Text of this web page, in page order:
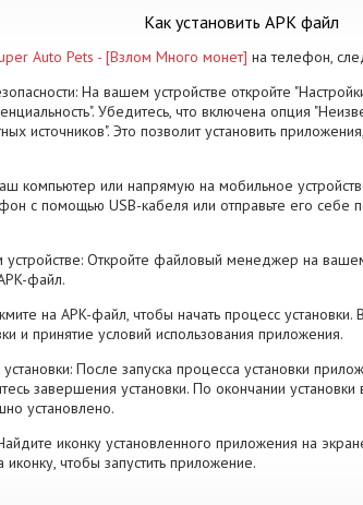
Как установить APK файл
Auto Pets - [Взлом Много монет] на телефон,
На вашем устройстве откройте
Убедитесь, что включена опция
источников". Это позволит установить
компьютер или напрямую на мобильное
с помощью USB-кабеля или отправьте его себе
Откройте файловый менеджер на
файл.
на APK-файл, чтобы начать процесс
и принятие условий использования приложения.
После запуска процесса установки
завершения установки. По окончании
установлено.
иконку установленного приложения на
чтобы запустить приложение.